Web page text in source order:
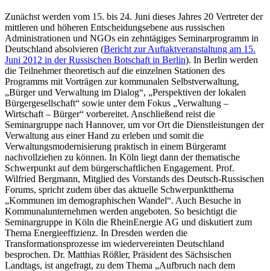
Zunächst werden vom 15. bis 24. Juni dieses Jahres 20 Vertreter der
mittleren und höheren Entscheidungsebene aus russischen
Administrationen und NGOs ein zehntägiges Seminarprogramm in
Deutschland absolvieren (Bericht zur Auftaktveranstaltung am 15.
Juni 2012 in der Russischen Botschaft in Berlin). In Berlin werden
die Teilnehmer theoretisch auf die einzelnen Stationen des
Programms mit Vorträgen zur kommunalen Selbstverwaltung,
„Bürger und Verwaltung im Dialog“, „Perspektiven der lokalen
Bürgergesellschaft“ sowie unter dem Fokus „Verwaltung –
Wirtschaft – Bürger“ vorbereitet. Anschließend reist die
Seminargruppe nach Hannover, um vor Ort die Dienstleistungen der
Verwaltung aus einer Hand zu erleben und somit die
Verwaltungsmodernisierung praktisch in einem Bürgeramt
nachvollziehen zu können. In Köln liegt dann der thematische
Schwerpunkt auf dem bürgerschaftlichen Engagement. Prof.
Wilfried Bergmann, Mitglied des Vorstands des Deutsch-Russischen
Forums, spricht zudem über das aktuelle Schwerpunktthema
„Kommunen im demographischen Wandel“. Auch Besuche in
Kommunalunternehmen werden angeboten. So besichtigt die
Seminargruppe in Köln die RheinEnergie AG und diskutiert zum
Thema Energieeffizienz. In Dresden werden die
Transformationsprozesse im wiedervereinten Deutschland
besprochen. Dr. Matthias Rößler, Präsident des Sächsischen
Landtags, ist angefragt, zu dem Thema „Aufbruch nach dem